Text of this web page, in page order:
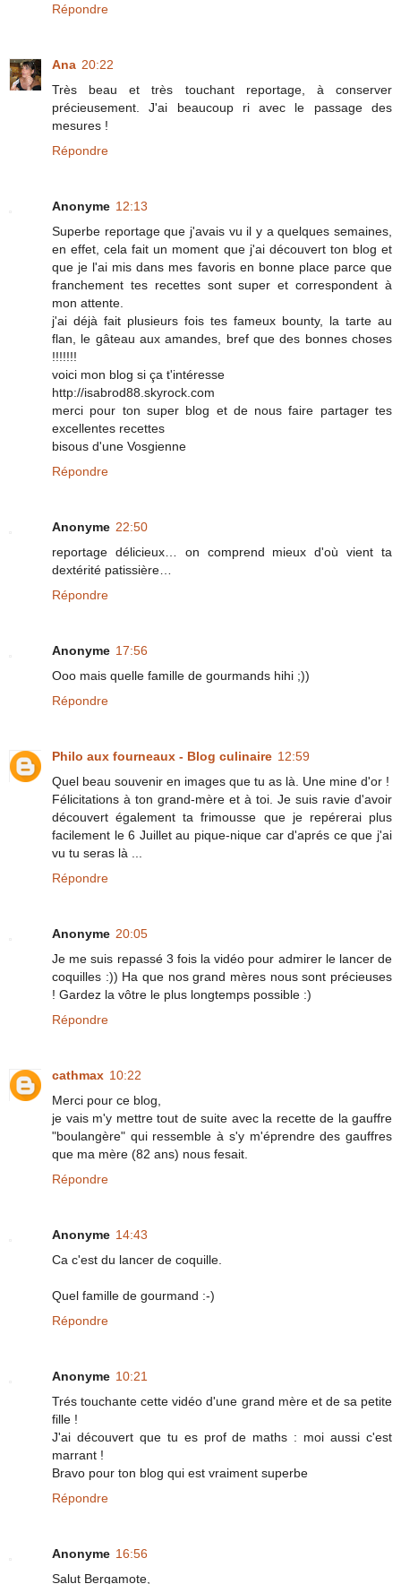
Répondre
Ana 20:22
Très beau et très touchant reportage, à conserver
précieusement. J'ai beaucoup ri avec le passage des
mesures !
Répondre
Anonyme 12:13
Superbe reportage que j'avais vu il y a quelques semaines,
en effet, cela fait un moment que j'ai découvert ton blog et
que je l'ai mis dans mes favoris en bonne place parce que
franchement tes recettes sont super et correspondent à
mon attente.
j'ai déjà fait plusieurs fois tes fameux bounty, la tarte au
flan, le gâteau aux amandes, bref que des bonnes choses
!!!!!!!
voici mon blog si ça t'intéresse
http://isabrod88.skyrock.com
merci pour ton super blog et de nous faire partager tes
excellentes recettes
bisous d'une Vosgienne
Répondre
Anonyme 22:50
reportage délicieux… on comprend mieux d'où vient ta
dextérité patissière…
Répondre
Anonyme 17:56
Ooo mais quelle famille de gourmands hihi ;))
Répondre
Philo aux fourneaux - Blog culinaire 12:59
Quel beau souvenir en images que tu as là. Une mine d'or !
Félicitations à ton grand-mère et à toi. Je suis ravie d'avoir
découvert également ta frimousse que je repérerai plus
facilement le 6 Juillet au pique-nique car d'aprés ce que j'ai
vu tu seras là ...
Répondre
Anonyme 20:05
Je me suis repassé 3 fois la vidéo pour admirer le lancer de
coquilles :)) Ha que nos grand mères nous sont précieuses
! Gardez la vôtre le plus longtemps possible :)
Répondre
cathmax 10:22
Merci pour ce blog,
je vais m'y mettre tout de suite avec la recette de la gauffre
"boulangère" qui ressemble à s'y m'éprendre des gauffres
que ma mère (82 ans) nous fesait.
Répondre
Anonyme 14:43
Ca c'est du lancer de coquille.
Quel famille de gourmand :-)
Répondre
Anonyme 10:21
Trés touchante cette vidéo d'une grand mère et de sa petite
fille !
J'ai découvert que tu es prof de maths : moi aussi c'est
marrant !
Bravo pour ton blog qui est vraiment superbe
Répondre
Anonyme 16:56
Salut Bergamote,